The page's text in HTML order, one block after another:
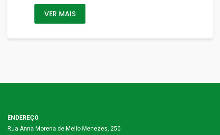
VER MAIS
ENDEREÇO
Rua Anna Morena de Mello Menezes, 250